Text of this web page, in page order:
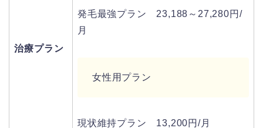
治療プラン
発毛最強プラン 23,188～27,280円/
月
女性用プラン
現状維持プラン 13,200円/月